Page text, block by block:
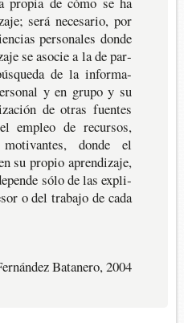
será nece­sa­rio, por
per­so­na­les donde
se aso­cie a la de par­
de la infor­ma­
y en grupo y su
de otras fuen­tes
empleo de recur­sos,
donde el
su pro­pio apren­di­za­je,
sólo de las expli­
o del tra­ba­jo de cada
Batanero, 2004